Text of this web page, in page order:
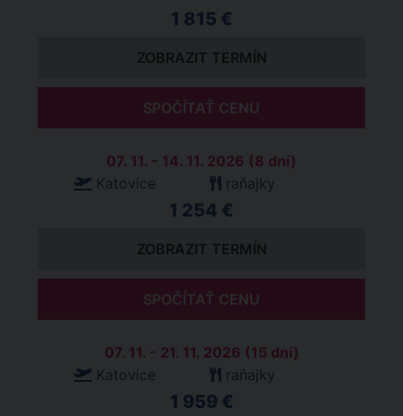
1 815 €
ZOBRAZIT TERMÍN
SPOČÍTAŤ CENU
07. 11. - 14. 11. 2026 (8 dní)
Katovice
raňajky
1 254 €
ZOBRAZIT TERMÍN
SPOČÍTAŤ CENU
07. 11. - 21. 11. 2026 (15 dní)
Katovice
raňajky
1 959 €